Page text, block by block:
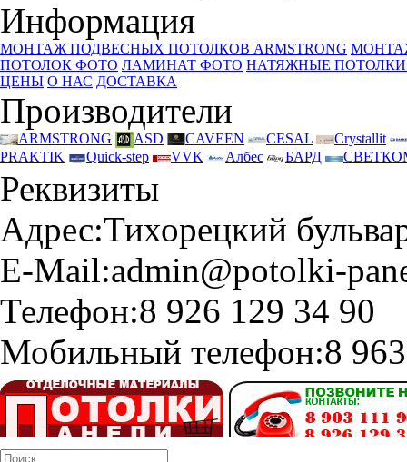
Информация
МОНТАЖ ПОДВЕСНЫХ ПОТОЛКОВ ARMSTRONG
ПОТОЛОК ФОТО ЛАМИНАТ ФОТО НАТЯЖНЫЕ ПОТОЛКИ
ЦЕНЫ О НАС ДОСТАВКА
Производители
ARMSTRONG ASD CAVEEN CESAL
Crystallit
PRAKTIK
Quick-step VVK Албес БАРД
Реквизиты
Адрес:Тихорецкий
E-Mail:admin@potolki-
Телефон:8 926 129 34 90
Мобильный телефон:8